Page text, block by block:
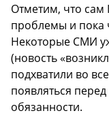
Отметим, что сам
проблемы и пока
Некоторые СМИ
(новость
подхватили во
появляться
обязанности.